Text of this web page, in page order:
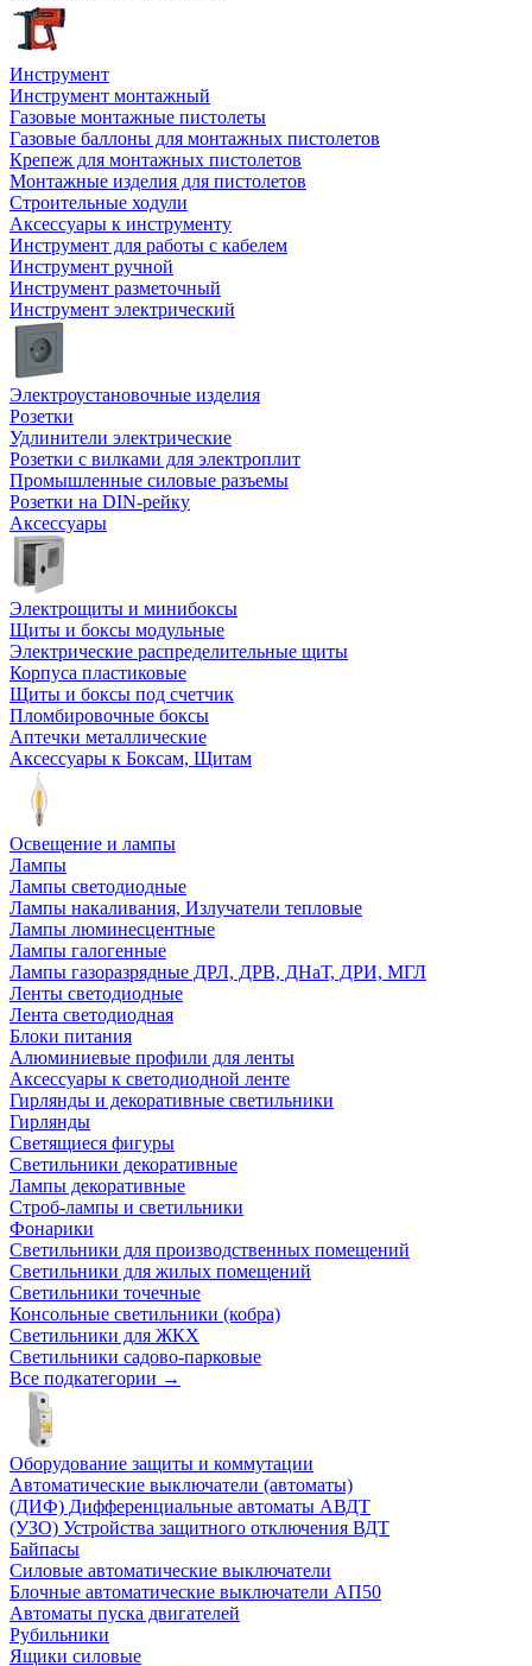
Инструмент
Инструмент монтажный
Газовые монтажные пистолеты
Газовые баллоны для монтажных пистолетов
Крепеж для монтажных пистолетов
Монтажные изделия для пистолетов
Строительные ходули
Аксессуары к инструменту
Инструмент для работы с кабелем
Инструмент ручной
Инструмент разметочный
Инструмент электрический
Электроустановочные изделия
Розетки
Удлинители электрические
Розетки с вилками для электроплит
Промышленные силовые разъемы
Розетки на DIN-рейку
Аксессуары
Электрощиты и минибоксы
Щиты и боксы модульные
Электрические распределительные щиты
Корпуса пластиковые
Щиты и боксы под счетчик
Пломбировочные боксы
Аптечки металлические
Аксессуары к Боксам, Щитам
Освещение и лампы
Лампы
Лампы светодиодные
Лампы накаливания, Излучатели тепловые
Лампы люминесцентные
Лампы галогенные
Лампы газоразрядные ДРЛ, ДРВ, ДНаТ, ДРИ, МГЛ
Ленты светодиодные
Лента светодиодная
Блоки питания
Алюминиевые профили для ленты
Аксессуары к светодиодной ленте
Гирлянды и декоративные светильники
Гирлянды
Светящиеся фигуры
Светильники декоративные
Лампы декоративные
Строб-лампы и светильники
Фонарики
Светильники для производственных помещений
Светильники для жилых помещений
Светильники точечные
Консольные светильники (кобра)
Светильники для ЖКХ
Светильники садово-парковые
Все подкатегории →
Оборудование защиты и коммутации
Автоматические выключатели (автоматы)
(ДИФ) Дифференциальные автоматы АВДТ
(УЗО) Устройства защитного отключения ВДТ
Байпасы
Силовые автоматические выключатели
Блочные автоматические выключатели АП50
Автоматы пуска двигателей
Рубильники
Ящики силовые